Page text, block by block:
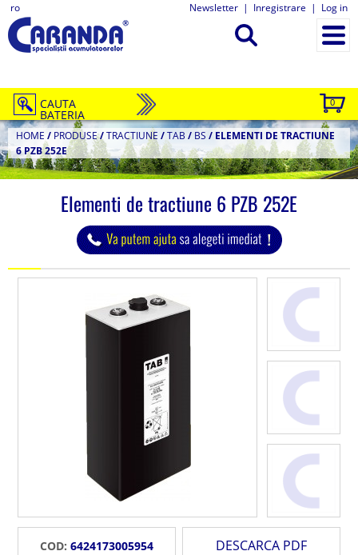
ro Newsletter | Inregistrare | Log in
0
CAUTA
BATERIA
HOME / PRODUSE/TRACTIUNE /TAB / BS / ELEMENTI DE TRACTIUNE
6 PZB 252E
Elementi de tractiune 6 PZB 252E
COD: 6424173005954 DESCARCA PDF